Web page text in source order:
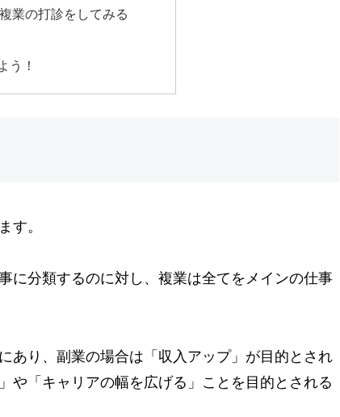
業の打診をしてみる
う！
す。
に分類するのに対し、複業は全てをメインの仕事
あり、副業の場合は「収入アップ」が目的とされ
や「キャリアの幅を広げる」ことを目的とされる